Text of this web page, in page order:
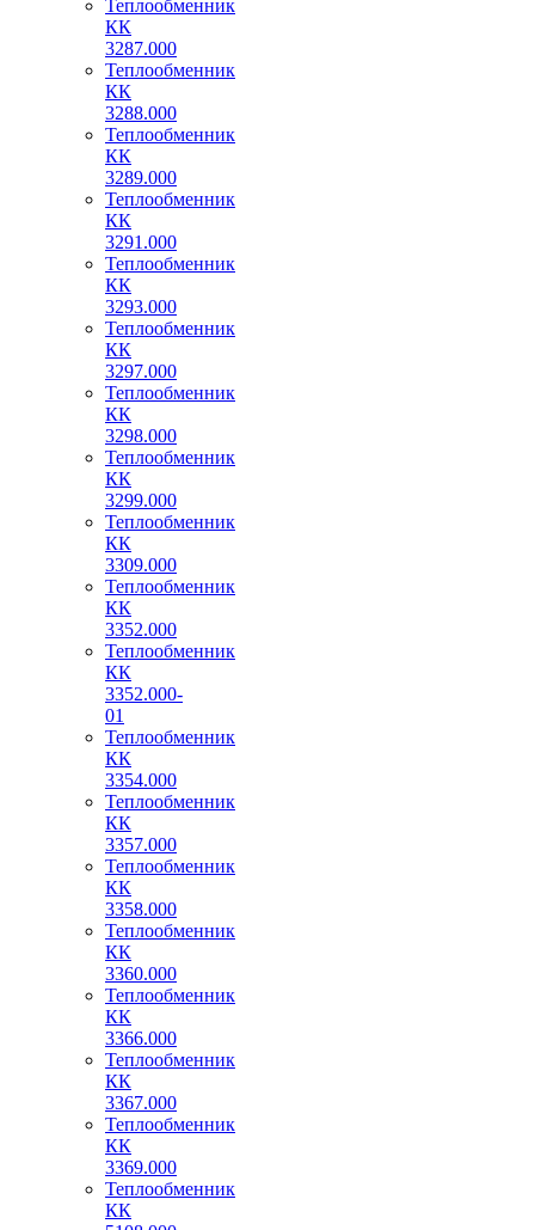
Теплообменник
КК
3287.000
Теплообменник
КК
3288.000
Теплообменник
КК
3289.000
Теплообменник
КК
3291.000
Теплообменник
КК
3293.000
Теплообменник
КК
3297.000
Теплообменник
КК
3298.000
Теплообменник
КК
3299.000
Теплообменник
КК
3309.000
Теплообменник
КК
3352.000
Теплообменник
КК
3352.000-
01
Теплообменник
КК
3354.000
Теплообменник
КК
3357.000
Теплообменник
КК
3358.000
Теплообменник
КК
3360.000
Теплообменник
КК
3366.000
Теплообменник
КК
3367.000
Теплообменник
КК
3369.000
Теплообменник
КК